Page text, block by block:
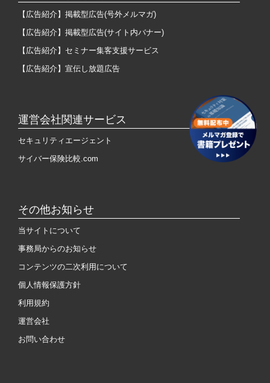
【広告紹介】掲載型広告(号外メルマガ)
【広告紹介】掲載型広告(サイト内バナー)
【広告紹介】セミナー集客支援サービス
【広告紹介】宣伝し放題広告
運営会社関連サービス
セキュリティエージェント
サイバー保険比較.com
その他お知らせ
当サイトについて
事務局からのお知らせ
コンテンツの二次利用について
個人情報保護方針
利用規約
運営会社
お問い合わせ